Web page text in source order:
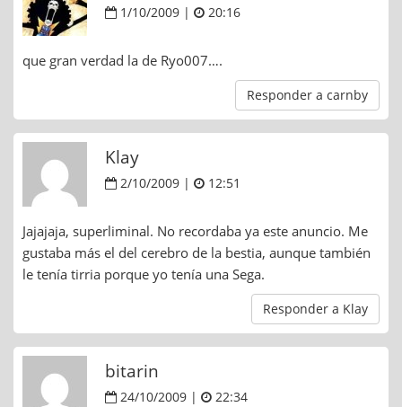
1/10/2009 | 20:16
que gran verdad la de Ryo007….
Responder a carnby
Klay
2/10/2009 | 12:51
Jajajaja, superliminal. No recordaba ya este anuncio. Me
gustaba más el del cerebro de la bestia, aunque también
le tenía tirria porque yo tenía una Sega.
Responder a Klay
bitarin
24/10/2009 | 22:34